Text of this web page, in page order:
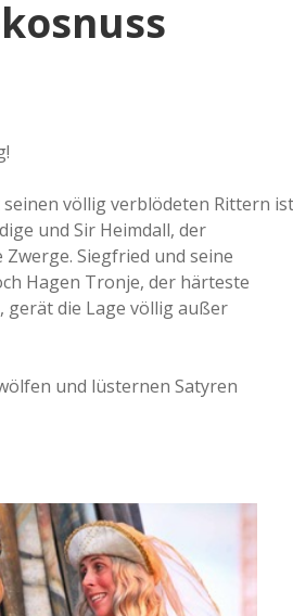
völlig verblödeten Rittern ist
und Sir Heimdall, der
Siegfried und seine
Hagen Tronje, der härteste
gerät die Lage völlig außer
und lüsternen Satyren